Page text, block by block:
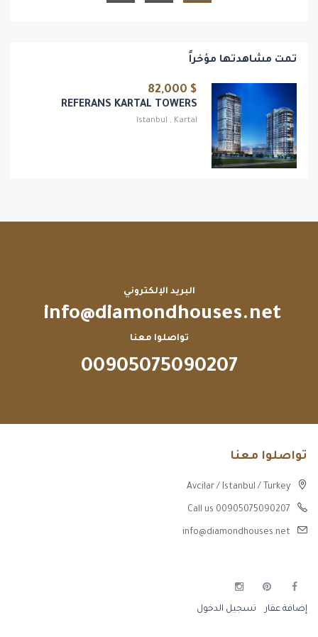
تمت مشاهدتها مؤخراً
$ 82,000
REFERANS KARTAL TOWERS
Istanbul , Kartal
البريد الإلكتروني
info@diamondhouses.net
تواصلوا معنا
00905075090207
تواصلوا معنا
Avcilar / Istanbul / Turkey
Call us 00905075090207
info@diamondhouses.net
إضافة عقار تسجيل الدخول